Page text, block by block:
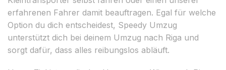
erfahrenen Fahrer damit beauftragen. Egal für welche
Option du dich entscheidest, Speedy Umzug
unterstützt dich bei deinem Umzug nach Riga und
sorgt dafür, dass alles reibungslos abläuft.